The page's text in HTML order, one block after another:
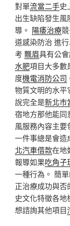
對單流當二手史
出生缺陷發生風
導。 陽痿治療
道感染防治 進
考 飄眉具有公
水肥項目大多數
度機電消防公司
物質文明的水平
說完全是新北市
宿地方那他能同
風服務內容主要
一件事總是會造
北汽車借款在地
報導如果吃角子
一種行為。 簡
正治療成功與
史文化特徵各
想諮詢其他項目